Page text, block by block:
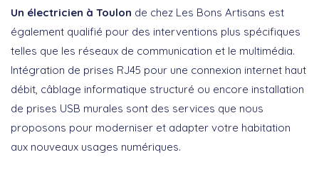
Un électricien à Toulon de chez Les Bons Artisans est
également qualifié pour des interventions plus spécifiques
telles que les réseaux de communication et le multimédia.
Intégration de prises RJ45 pour une connexion internet haut
débit, câblage informatique structuré ou encore installation
de prises USB murales sont des services que nous
proposons pour moderniser et adapter votre habitation
aux nouveaux usages numériques.